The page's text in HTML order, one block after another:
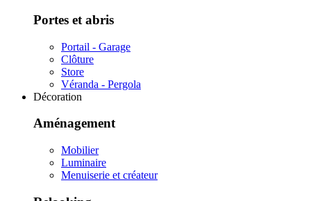
Portes et abris
Portail - Garage
Clôture
Store
Véranda - Pergola
Décoration
Aménagement
Mobilier
Luminaire
Menuiserie et créateur